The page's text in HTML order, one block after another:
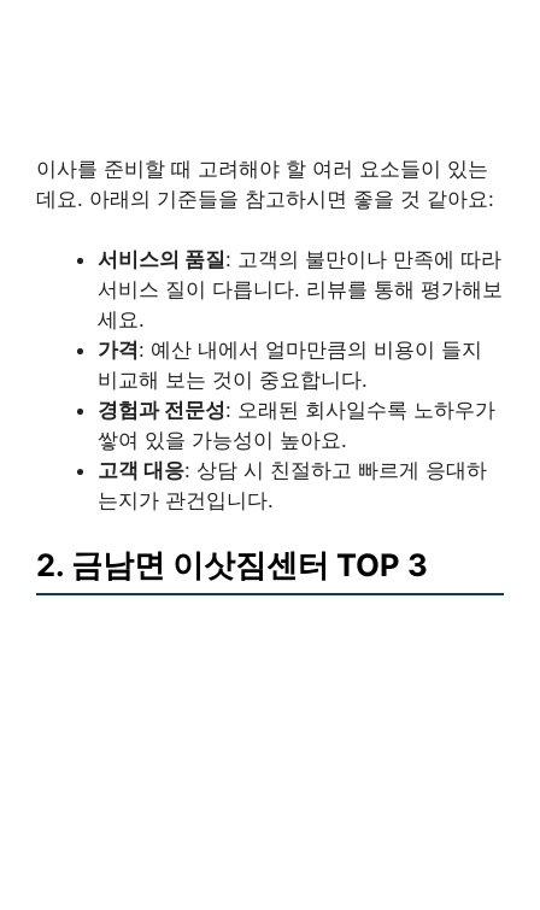
이사를 준비할 때 고려해야 할 여러 요소들이 있는
데요. 아래의 기준들을 참고하시면 좋을 것 같아요:
서비스의 품질: 고객의 불만이나 만족에 따라
서비스 질이 다릅니다. 리뷰를 통해 평가해보
세요.
가격: 예산 내에서 얼마만큼의 비용이 들지
비교해 보는 것이 중요합니다.
경험과 전문성: 오래된 회사일수록 노하우가
쌓여 있을 가능성이 높아요.
고객 대응: 상담 시 친절하고 빠르게 응대하
는지가 관건입니다.
2. 금남면 이삿짐센터 TOP 3